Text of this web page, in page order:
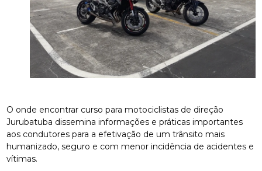
O onde encontrar curso para motociclistas de direção
Jurubatuba dissemina informações e práticas importantes
aos condutores para a efetivação de um trânsito mais
humanizado, seguro e com menor incidência de acidentes e
vítimas.